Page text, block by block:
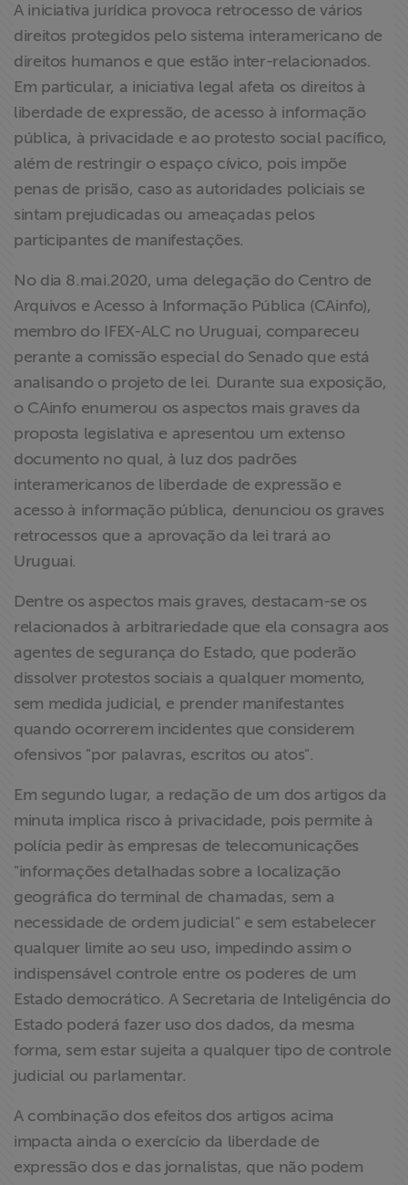
>> Conteúdo
exclusivo para
associados
Assine a nossa
newsletter
Fale Conosco
A iniciativa jurídica provoca retrocesso de vários
direitos protegidos pelo sistema interamericano de
direitos humanos e que estão inter-relacionados.
Em particular, a iniciativa legal afeta os direitos à
liberdade de expressão, de acesso à informação
pública, à privacidade e ao protesto social pacífico,
além de restringir o espaço cívico, pois impõe
penas de prisão, caso as autoridades policiais se
sintam prejudicadas ou ameaçadas pelos
participantes de manifestações.
No dia 8.mai.2020, uma delegação do Centro de
Arquivos e Acesso à Informação Pública (CAinfo),
membro do IFEX-ALC no Uruguai, compareceu
perante a comissão especial do Senado que está
analisando o projeto de lei. Durante sua exposição,
o CAinfo enumerou os aspectos mais graves da
proposta legislativa e apresentou um extenso
documento no qual, à luz dos padrões
interamericanos de liberdade de expressão e
acesso à informação pública, denunciou os graves
retrocessos que a aprovação da lei trará ao
Uruguai.
Dentre os aspectos mais graves, destacam-se os
relacionados à arbitrariedade que ela consagra aos
agentes de segurança do Estado, que poderão
dissolver protestos sociais a qualquer momento,
sem medida judicial, e prender manifestantes
quando ocorrerem incidentes que considerem
ofensivos "por palavras, escritos ou atos".
Em segundo lugar, a redação de um dos artigos da
minuta implica risco à privacidade, pois permite à
polícia pedir às empresas de telecomunicações
"informações detalhadas sobre a localização
geográfica do terminal de chamadas, sem a
necessidade de ordem judicial" e sem estabelecer
qualquer limite ao seu uso, impedindo assim o
indispensável controle entre os poderes de um
Estado democrático. A Secretaria de Inteligência do
Estado poderá fazer uso dos dados, da mesma
forma, sem estar sujeita a qualquer tipo de controle
judicial ou parlamentar.
A combinação dos efeitos dos artigos acima
impacta ainda o exercício da liberdade de
expressão dos e das jornalistas, que não podem